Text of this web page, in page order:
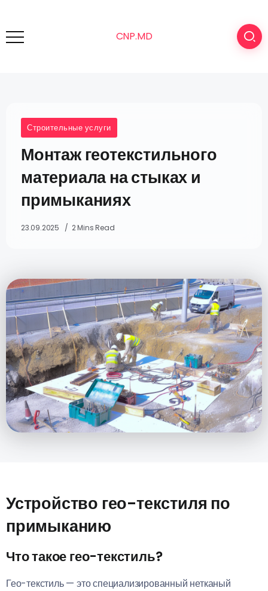
CNP.MD
Строительные услуги
Монтаж геотекстильного
материала на стыках и
примыканиях
23.09.2025 2 Mins Read
Устройство гео-текстиля по
примыканию
Что такое гео-текстиль?
Гео-текстиль — это специализированный нетканый